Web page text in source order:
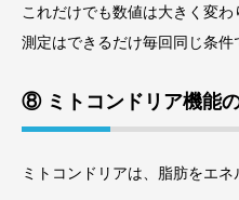
これだけでも数値は大きく変わ
測定はできるだけ毎回同じ条件
⑧ ミトコンドリア機能
ミトコンドリアは、脂肪をエネ